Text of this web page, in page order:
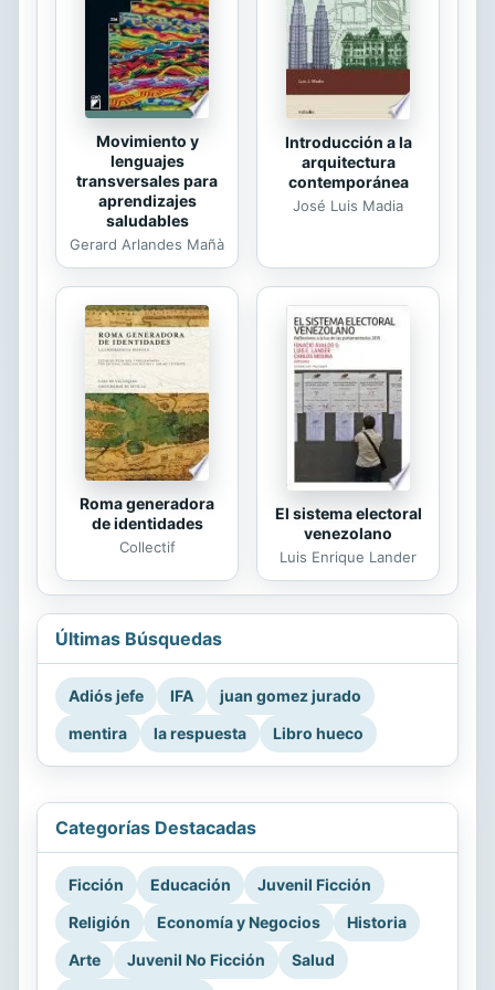
Movimiento y
lenguajes
transversales para
aprendizajes
saludables
Gerard Arlandes Mañà
Introducción a la
arquitectura
contemporánea
José Luis Madia
Roma generadora
de identidades
Collectif
El sistema electoral
venezolano
Luis Enrique Lander
Últimas Búsquedas
Adiós jefe IFA
juan gomez jurado
mentira
la respuesta Libro hueco
Categorías Destacadas
Ficción Educación
Juvenil Ficción
Religión
Economía y Negocios
Historia
Arte
Juvenil No Ficción
Salud